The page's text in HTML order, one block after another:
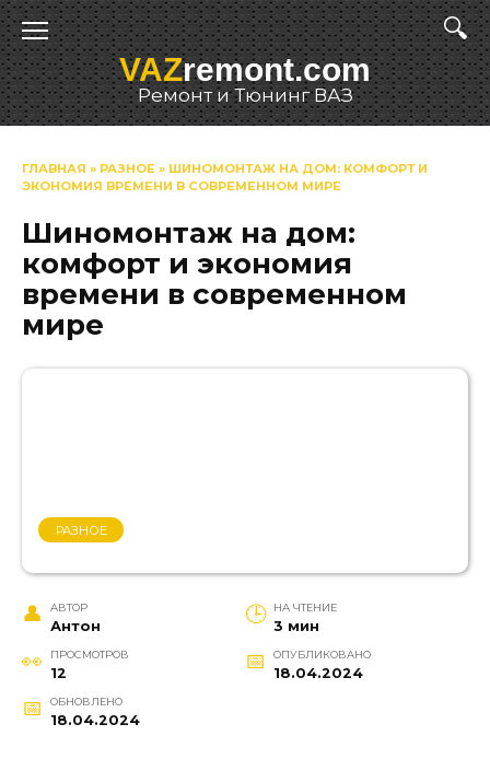
Перейти
к
содержаниюVAZremont.com
Ремонт и Тюнинг ВАЗ
ГЛАВНАЯ » РАЗНОЕ » ШИНОМОНТАЖ НА ДОМ: КОМФОРТ И
ЭКОНОМИЯ ВРЕМЕНИ В СОВРЕМЕННОМ МИРЕ
Шиномонтаж на дом:
комфорт и экономия
времени в современном
мире
РАЗНОЕ
АВТОР
Антон
НА ЧТЕНИЕ
3 мин
ПРОСМОТРОВ
12
ОПУБЛИКОВАНО
18.04.2024
ОБНОВЛЕНО
18.04.2024